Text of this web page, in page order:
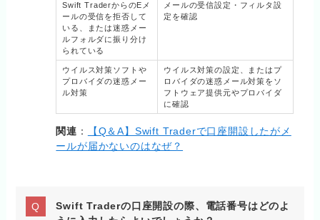
Swift TraderからのEメ
ールの受信を拒否して
いる、または迷惑メー
ルフォルダに振り分け
られている
メールの受信設定・フィルタ設
定を確認
ウイルス対策ソフトや
プロバイダの迷惑メー
ル対策
ウイルス対策の設定、またはプ
ロバイダの迷惑メール対策をソ
フトウェア提供元やプロバイダ
に確認
関連 ：
【Q＆A】Swift Traderで口座開設したがメ
ールが届かないのはなぜ？
Swift Traderの口座開設の際、電話番号はどのよ